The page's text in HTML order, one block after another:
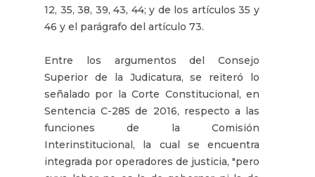
12, 35, 38, 39, 43, 44; y de los artículos 35 y
46 y el parágrafo del artículo 73.
Entre los argumentos del Consejo
Superior de la Judicatura, se reiteró lo
señalado por la Corte Constitucional, en
Sentencia C-285 de 2016, respecto a las
funciones de la Comisión
Interinstitucional, la cual se encuentra
integrada por operadores de justicia, "pero